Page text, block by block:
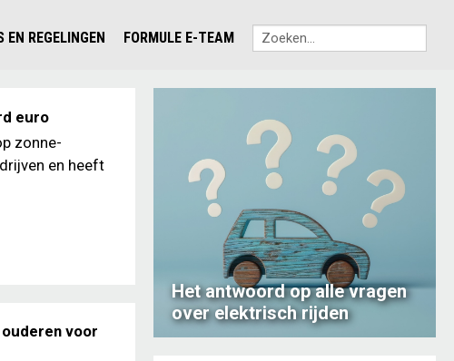
EN REGELINGEN FORMULE E-TEAM
euro
zonne-
en heeft
voor
Het antwoord op alle vragen
over elektrisch rijden